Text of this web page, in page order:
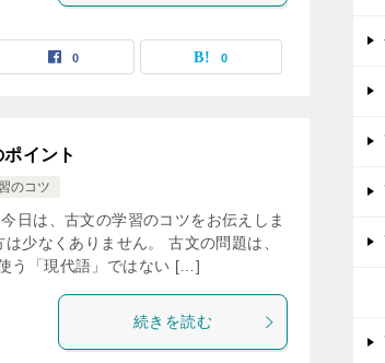
0 0
イント
のコツ
日は、古文の学習のコツをお伝えしま
少なくありません。 古文の問題は、
う「現代語」ではない […]
続きを読む